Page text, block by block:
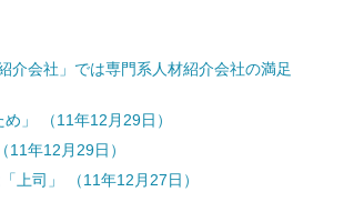
介会社」では専門系人材紹介会社の満足
」 （11年12月29日）
年12月29日）
上司」 （11年12月27日）